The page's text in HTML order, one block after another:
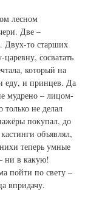
лесном
Две –
Двух-то старших
сосватать
который на
еду, и принцев. Да
мудрено – лицом-
не делал
покупал, до
объявлял,
теперь умные
ни в какую!
пойти по свету –
впридачу.